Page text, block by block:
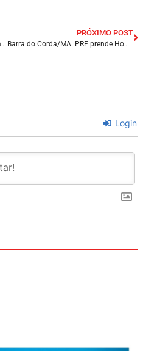
Caetité/BA: Jovem morre em grave acidente entre motocicleta e carro.
PRÓXIMO POST
Barra do Corda/MA: PRF prende Homem após ser flagrado pilotando motocicleta embriagado.
Login